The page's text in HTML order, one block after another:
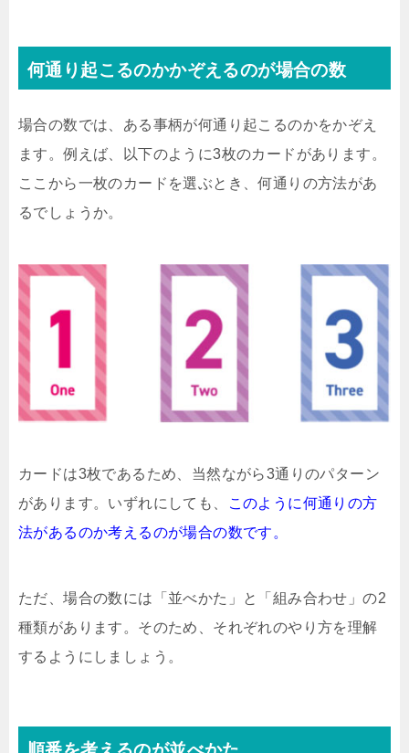
何通り起こるのかかぞえるのが場合の数
場合の数では、ある事柄が何通り起こるのかをかぞえ
ます。例えば、以下のように3枚のカードがあります。
ここから一枚のカードを選ぶとき、何通りの方法があ
るでしょうか。
カードは3枚であるため、当然ながら3通りのパターン
があります。いずれにしても、
このように何通りの方
法があるのか考えるのが場合の数です。
ただ、場合の数には「並べかた」と「組み合わせ」の2
種類があります。そのため、それぞれのやり方を理解
するようにしましょう。